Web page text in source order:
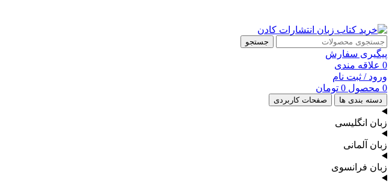
جستجو
پیگیری سفارش
0 علاقه مندی
ورود / ثبت نام
0 محصول 0 تومان
دسته بندی ها صفحات کاربردی
زبان انگلیسی
زبان آلمانی
زبان فرانسوی